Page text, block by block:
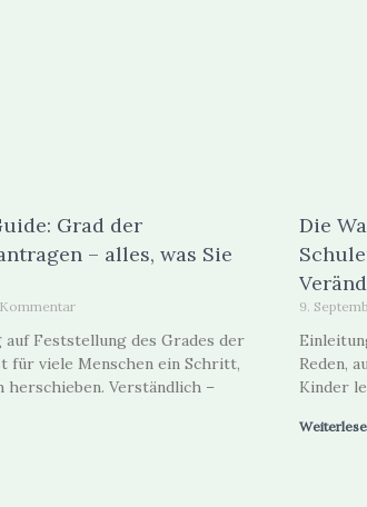
Grad der
– alles, was Sie
Kommentar
Feststellung des Grades der
für viele Menschen ein Schritt,
herschieben. Verständlich –
Die
9.
Reden,
Kinder